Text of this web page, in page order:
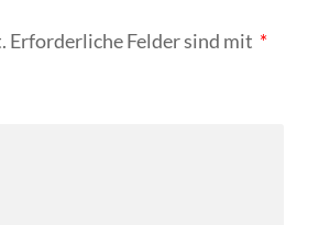
Erforderliche Felder sind mit *